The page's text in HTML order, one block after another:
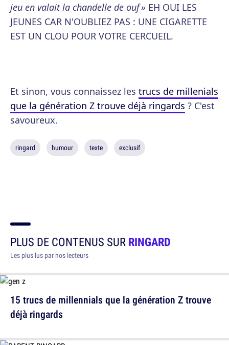
jeu en valait la chandelle de ouf » EH OUI LES
JEUNES CAR N'OUBLIEZ PAS : UNE CIGARETTE
EST UN CLOU POUR VOTRE CERCUEIL.
Et sinon, vous connaissez les trucs de millenials
que la génération Z trouve déjà ringards ? C'est
savoureux.
ringard humour texte exclusif
PLUS DE CONTENUS SURRINGARD
Les plus lus par nos lecteurs
15 trucs de millennials que la génération Z trouve
déjà ringards